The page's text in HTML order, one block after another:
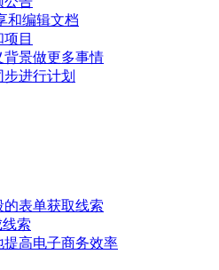
和编辑文档
目
景做更多事情
进行计划
表单获取线索
索
高电子商务效率